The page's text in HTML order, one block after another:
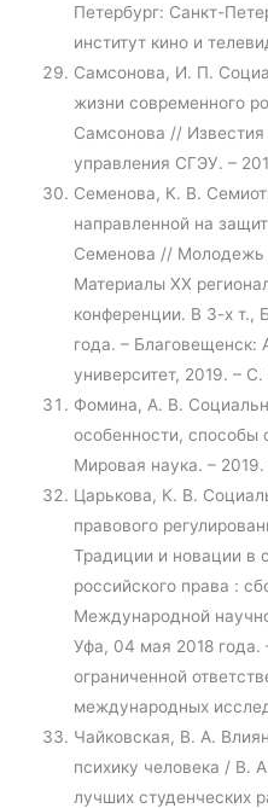
Петербург: Санкт-
институт кино и
Самсонова, И. П.
жизни современного
Самсонова // Известия
управления СГЭУ. –
Семенова, К. В.
направленной на
Семенова // Молодежь
Материалы XX
конференции. В 3-х т.,
года. – Благовещенск:
университет, 2019. –
Фомина, А. В.
особенности,
Мировая наука. –
Царькова, К. В.
правового
Традиции и новации в
российского права :
Международной
Уфа, 04 мая 2018
ограниченной
международных
Чайковская, В. А.
психику человека / В.
лучших студенческих